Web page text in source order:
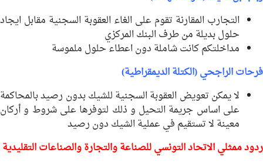
التجارب المقارنة تقوم على الغاء العقوبة السجنية مقابل ايجاد
حلول بديلة من طرف البنك المركزي
مداخلتكم كانت شاملة دون اعطاء حلول ملموسة
فرحات الراجحي (الكتلة الديمقراطية)
لا يمكن تعويض العقوبة السجنية للشيك بدون رصيد بالمحاكمة
على اساس جريمة التحيل و ذلك لتوفرها على شروط و أركان
معينة لا تستقيم في عملية الشيك دون رصيد
ردود ممثلي الاتحاد التونسي للصناعة والتجارة والصناعات التقليدية